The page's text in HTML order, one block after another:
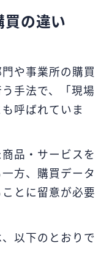
の違い
や事業所の購買
手法で、「現場
呼ばれていま
品・サービスを
方、購買データ
とに留意が必要
以下のとおりで